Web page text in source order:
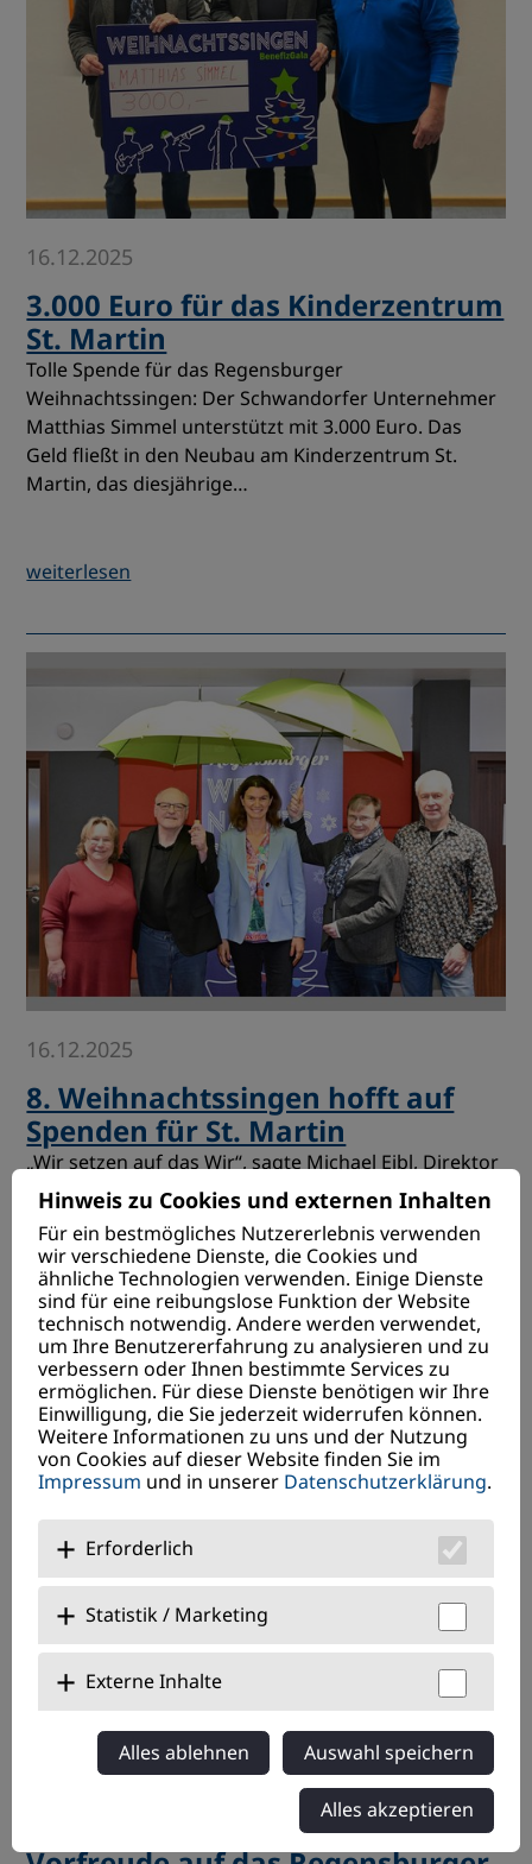
16.12.2025
3.000 Euro für das Kinderzentrum
St. Martin
Tolle Spende für das Regensburger
Weihnachtssingen: Der Schwandorfer Unternehmer
Matthias Simmel unterstützt mit 3.000 Euro. Das
Geld fließt in den Neubau am Kinderzentrum St.
Martin, das diesjährige…
weiterlesen
16.12.2025
8. Weihnachtssingen hofft auf
Spenden für St. Martin
„Wir setzen auf das Wir“, sagte Michael Eibl, Direktor
der Katholischen Jugendfürsorge Regensburg e.V.,
mit Blick auf das Regensburger Weihnachtssingen
am kommenden Samstag in der Donau-Arena.…
weiterlesen
Hinweis zu Cookies und externen Inhalten
Für ein bestmögliches Nutzererlebnis verwenden
wir verschiedene Dienste, die Cookies und
ähnliche Technologien verwenden. Einige Dienste
sind für eine reibungslose Funktion der Website
technisch notwendig. Andere werden verwendet,
um Ihre Benutzererfahrung zu analysieren und zu
verbessern oder Ihnen bestimmte Services zu
ermöglichen. Für diese Dienste benötigen wir Ihre
Einwilligung, die Sie jederzeit widerrufen können.
Weitere Informationen zu uns und der Nutzung
von Cookies auf dieser Website finden Sie im
Impressum und in unserer Datenschutzerklärung.
Erforderlich
Statistik / Marketing
Externe Inhalte
Alles ablehnen Auswahl speichern
Alles akzeptieren